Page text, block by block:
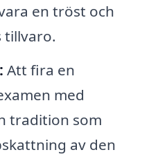
en tröst och
tillvaro.
Att fira en
med
tradition som
av den